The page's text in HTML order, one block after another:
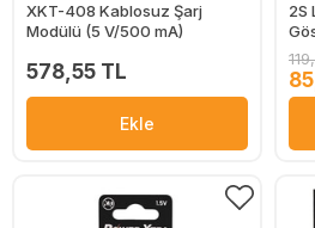
XKT-408 Kablosuz Şarj
Modülü (5 V/500 mA)
578,55 TL
Ekle
2S